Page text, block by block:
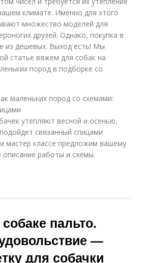
климате. Именно для этого
множество моделей для
друзей. Однако, покупка в
из дешевых. Выход есть! Мы
статье вяжем для собак на
пород в подборке со
маленьких пород со схемами:
утепляют весной и осенью,
связанный спицами
мастер классе предложим вашему
работы и схемы.
пальто.
—
для собачки